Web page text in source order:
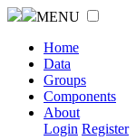
MENU
Home
Data
Groups
Components
About
Login Register